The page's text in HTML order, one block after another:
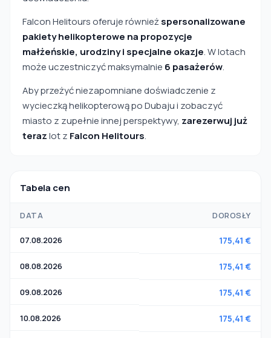
Falcon Helitours oferuje równieżspersonalizowane
pakiety helikopterowe na propozycje
małżeńskie, urodziny i specjalne okazje. W lotach
może uczestniczyć maksymalnie 6 pasażerów.
Aby przeżyć niezapomniane doświadczenie z
wycieczką helikopterową po Dubaju i zobaczyć
miasto z zupełnie innej perspektywy, zarezerwuj już
terazlot z Falcon Helitours.
Tabela cen
DATA DOROSŁY
07.08.2026 175,41 €
08.08.2026 175,41 €
09.08.2026 175,41 €
10.08.2026 175,41 €